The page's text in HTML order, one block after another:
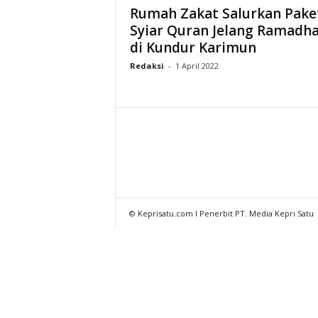
Rumah Zakat Salurkan
Syiar Quran Jelang
di Kundur Karimun
Redaksi - 1 April 2022
© Keprisatu.com I Penerbit PT. Media Kepri Satu